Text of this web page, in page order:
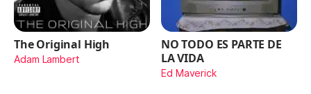
The Original High
Adam Lambert
NO TODO ES PARTE DE
LA VIDA
Ed Maverick